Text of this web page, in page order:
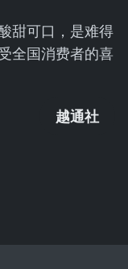
甜可口，是难得
全国消费者的喜
越通社